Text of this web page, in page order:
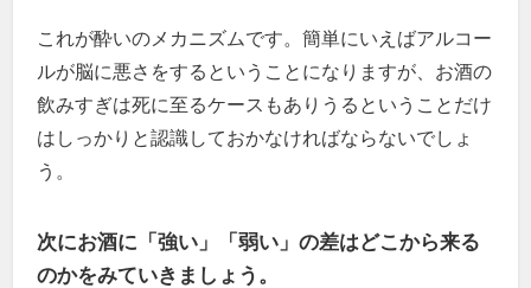
これが酔いのメカニズムです。簡単にいえばアルコー
ルが脳に悪さをするということになりますが、お酒の
飲みすぎは死に至るケースもありうるということだけ
はしっかりと認識しておかなければならないでしょ
う。
次にお酒に「強い」「弱い」の差はどこから来る
のかをみていきましょう。